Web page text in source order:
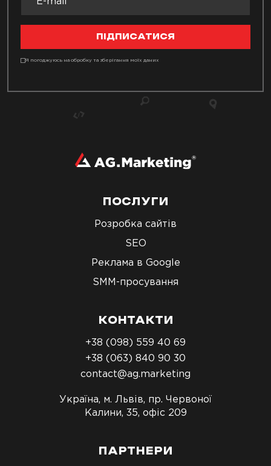
ПІДПИСАТИСЯ
Я погоджуюсь на обробку та зберігання моїх даних
ПОСЛУГИ
Розробка сайтів
SEO
Реклама в Google
SMM-просування
КОНТАКТИ
+38 (098) 559 40 69
+38 (063) 840 90 30
contact@ag.marketing
Україна, м. Львів, пр. Червоної
Калини, 35, офіс 209
ПАРТНЕРИ